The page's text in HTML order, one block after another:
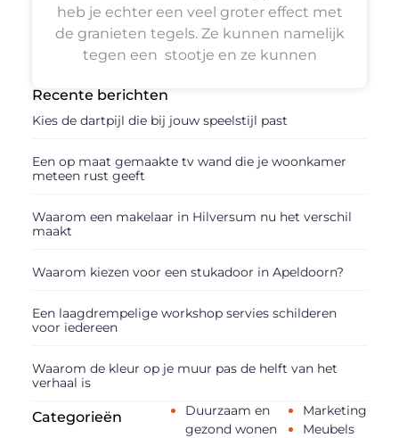
Recente berichten
Kies de dartpijl die bij jouw speelstijl past
Een op maat gemaakte tv wand die je woonkamer
meteen rust geeft
Waarom een makelaar in Hilversum nu het verschil
maakt
Waarom kiezen voor een stukadoor in Apeldoorn?
Een laagdrempelige workshop servies schilderen
voor iedereen
Waarom de kleur op je muur pas de helft van het
verhaal is
Categorieën
Duurzaam en
gezond wonen
Marketing
Meubels
heb je echter een veel groter effect met
de granieten tegels. Ze kunnen namelijk
tegen een stootje en ze kunnen